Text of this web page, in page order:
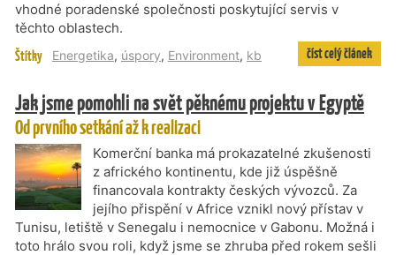
vhodné poradenské společnosti poskytující servis v
těchto oblastech.
Štítky Energetika, úspory, Environment, kb číst celý článek
Jak jsme pomohli na svět pěknému projektu v Egyptě
Od prvního setkání až k realizaci
Komerční banka má prokazatelné zkušenosti
z afrického kontinentu, kde již úspěšně
financovala kontrakty českých vývozců. Za
jejího přispění v Africe vznikl nový přístav v
Tunisu, letiště v Senegalu i nemocnice v Gabonu. Možná i
toto hrálo svou roli, když jsme se zhruba před rokem sešli